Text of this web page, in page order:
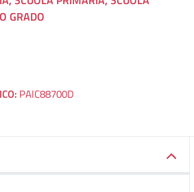
GRADO
PAIC88700D